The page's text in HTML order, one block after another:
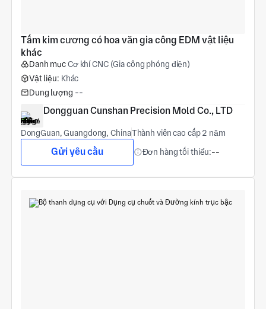
Tấm kim cương có hoa văn gia công EDM vật liệu
khác
Danh mụcCơ khí CNC (Gia công phóng điện)
Vật liệu: Khác
Dung lượng --
Dongguan Cunshan Precision Mold Co., LTD
DongGuan, Guangdong, ChinaThành viên cao cấp 2 năm
Gửi yêu cầu Đơn hàng tối thiểu:--